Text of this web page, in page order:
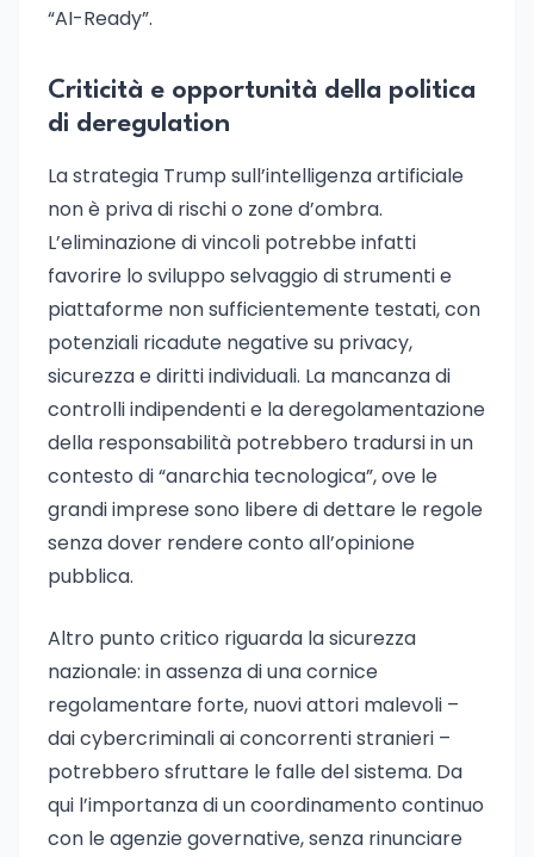
“AI-Ready”.
Criticità e opportunità della politica
di deregulation
La strategia Trump sull’intelligenza artificiale
non è priva di rischi o zone d’ombra.
L’eliminazione di vincoli potrebbe infatti
favorire lo sviluppo selvaggio di strumenti e
piattaforme non sufficientemente testati, con
potenziali ricadute negative su privacy,
sicurezza e diritti individuali. La mancanza di
controlli indipendenti e la deregolamentazione
della responsabilità potrebbero tradursi in un
contesto di “anarchia tecnologica”, ove le
grandi imprese sono libere di dettare le regole
senza dover rendere conto all’opinione
pubblica.
Altro punto critico riguarda la sicurezza
nazionale: in assenza di una cornice
regolamentare forte, nuovi attori malevoli –
dai cybercriminali ai concorrenti stranieri –
potrebbero sfruttare le falle del sistema. Da
qui l’importanza di un coordinamento continuo
con le agenzie governative, senza rinunciare